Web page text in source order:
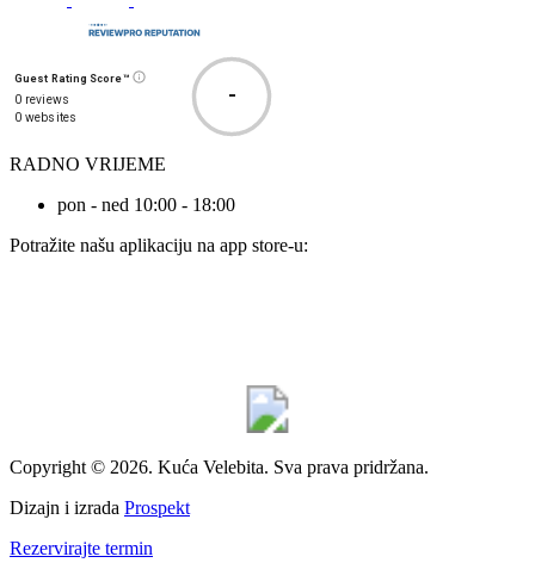
Guest Rating Score™
0 reviews
0 websites
-
RADNO VRIJEME
pon - ned 10:00 - 18:00
Potražite našu aplikaciju na app store-u:
Copyright © 2026. Kuća Velebita. Sva prava pridržana.
Dizajn i izrada Prospekt
Rezervirajte termin